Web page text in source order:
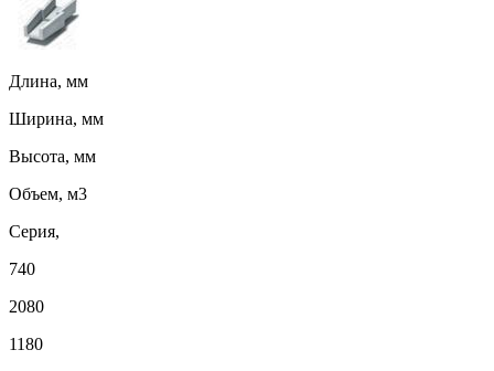
Длина, мм
Ширина, мм
Высота, мм
Объем, м3
Серия,
740
2080
1180